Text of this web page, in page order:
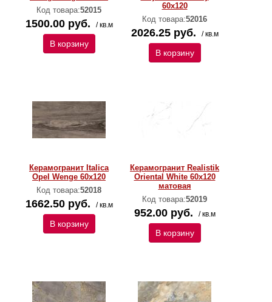
Код товара:52015
1500.00 руб. / кв.м
В корзину
60x120
Код товара:52016
2026.25 руб. / кв.м
В корзину
Керамогранит Italica
Opel Wenge 60x120
Код товара:52018
1662.50 руб. / кв.м
В корзину
Керамогранит Realistik
Oriental White 60x120
матовая
Код товара:52019
952.00 руб. / кв.м
В корзину